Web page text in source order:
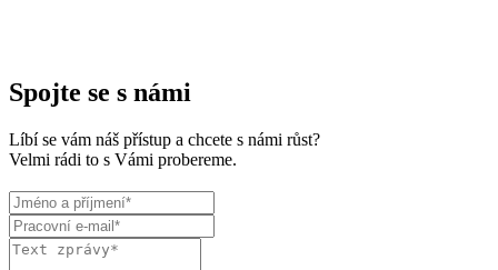
Spojte se s námi
Líbí se vám náš přístup a chcete s námi růst?
Velmi rádi to s Vámi probereme.